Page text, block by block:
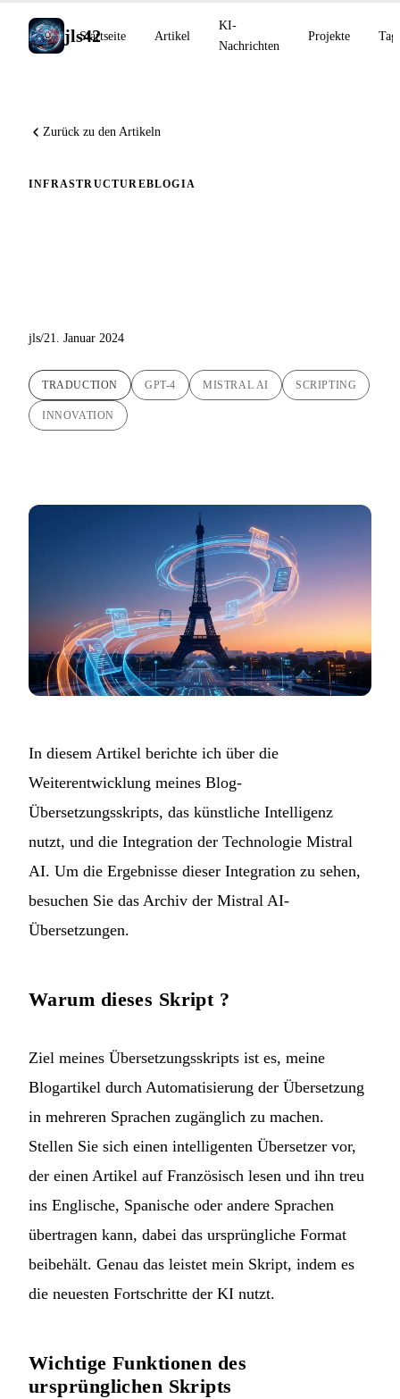
jls42
Startseite Artikel
KI-
Nachrichten
Projekte
Zurück zu den Artikeln
INFRASTRUCTUREBLOGIA
jls/21. Januar 2024
TRADUCTION GPT-4 MISTRAL AI SCRIPTING
INNOVATION
In diesem Artikel berichte ich über die
Weiterentwicklung meines Blog-
Übersetzungsskripts, das künstliche Intelligenz
nutzt, und die Integration der Technologie Mistral
AI. Um die Ergebnisse dieser Integration zu sehen,
besuchen Sie das Archiv der Mistral AI-
Übersetzungen.
Warum dieses Skript ?
Ziel meines Übersetzungsskripts ist es, meine
Blogartikel durch Automatisierung der Übersetzung
in mehreren Sprachen zugänglich zu machen.
Stellen Sie sich einen intelligenten Übersetzer vor,
der einen Artikel auf Französisch lesen und ihn treu
ins Englische, Spanische oder andere Sprachen
übertragen kann, dabei das ursprüngliche Format
beibehält. Genau das leistet mein Skript, indem es
die neuesten Fortschritte der KI nutzt.
Wichtige Funktionen des
ursprünglichen Skripts